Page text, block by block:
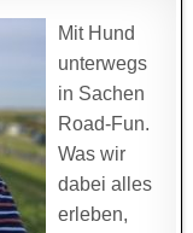
Mit Hund
unterwegs
in Sachen
Road-Fun.
Was wir
dabei alles
erleben,